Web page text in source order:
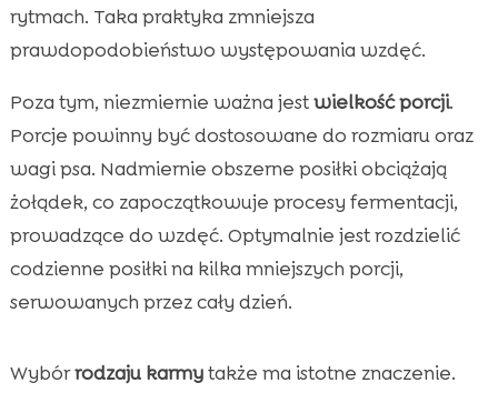
rytmach. Taka praktyka zmniejsza
prawdopodobieństwo występowania wzdęć.
Poza tym, niezmiernie ważna jestwielkość porcji.
Porcje powinny być dostosowane do rozmiaru oraz
wagi psa. Nadmiernie obszerne posiłki obciążają
żołądek, co zapoczątkowuje procesy fermentacji,
prowadzące do wzdęć. Optymalnie jest rozdzielić
codzienne posiłki na kilka mniejszych porcji,
serwowanych przez cały dzień.
Wybórrodzaju karmytakże ma istotne znaczenie.